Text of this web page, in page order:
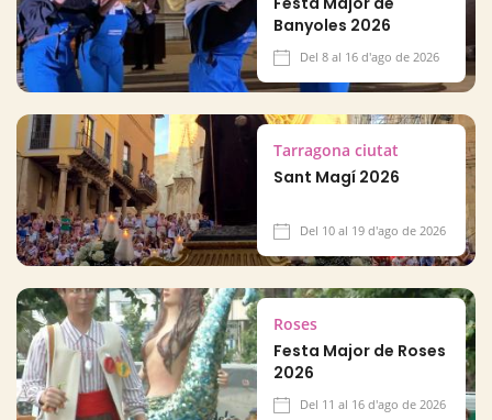
Banyoles 2026
Del 8 al 16 d'ago de 2026
Tarragona ciutat
Sant Magí 2026
Del 10 al 19 d'ago de 2026
Roses
Festa Major de Roses
2026
Del 11 al 16 d'ago de 2026